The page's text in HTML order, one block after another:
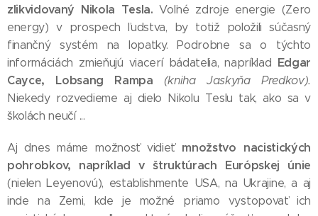
zlikvidovaný Nikola Tesla. Voľné zdroje energie (Zero
energy) v prospech ľudstva, by totiž položili súčasný
finančný systém na lopatky. Podrobne sa o týchto
informáciách zmieňujú viacerí bádatelia, napríklad Edgar
Cayce, Lobsang Rampa
(kniha Jaskyňa Predkov).
Niekedy rozvedieme aj dielo Nikolu Teslu tak, ako sa v
školách neučí ...
Aj dnes máme možnosť vidieť množstvo nacistických
pohrobkov, napríklad v štruktúrach Európskej únie
(nielen Leyenovú), establishmente USA, na Ukrajine, a aj
inde na Zemi, kde je možné priamo vystopovať ich